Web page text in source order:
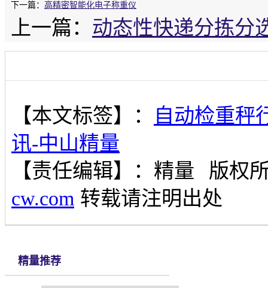
下一篇： 高精密智能化电子称重仪
上一篇： 动态性快递分拣分
【本文标签】：
自动检重秤
讯-中山精量
【责任编辑】： 精量
版权
cw.com 转载请注明出处
精量推荐